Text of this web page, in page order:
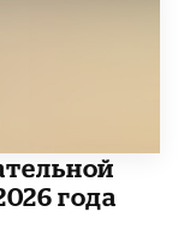
года